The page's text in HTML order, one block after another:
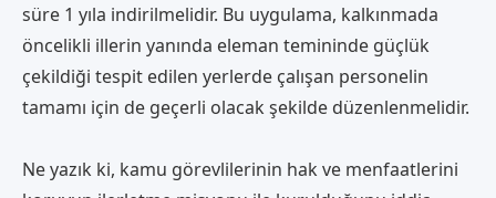
süre 1 yıla indirilmelidir. Bu uygulama, kalkınmada
öncelikli illerin yanında eleman temininde güçlük
çekildiği tespit edilen yerlerde çalışan personelin
tamamı için de geçerli olacak şekilde düzenlenmelidir.
Ne yazık ki, kamu görevlilerinin hak ve menfaatlerini